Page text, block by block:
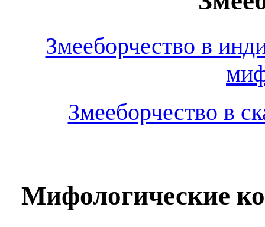
Змееборчество в
Змееборчество в
Мифологические